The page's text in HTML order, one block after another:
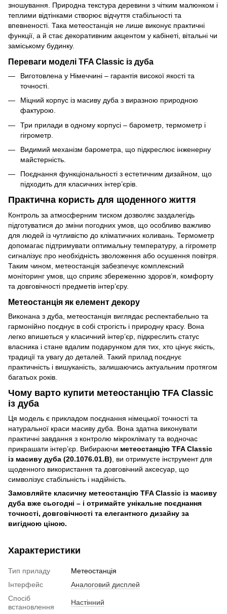
зношування. Природна текстура деревини з чітким малюнком і
теплими відтінками створює відчуття стабільності та
впевненості. Така метеостанція не лише виконує практичні
функції, а й стає декоративним акцентом у кабінеті, вітальні чи
заміському будинку.
Переваги моделі TFA Classic із дуба
Виготовлена у Німеччині – гарантія високої якості та
точності.
Міцний корпус із масиву дуба з виразною природною
фактурою.
Три прилади в одному корпусі – барометр, термометр і
гігрометр.
Видимий механізм барометра, що підкреслює інженерну
майстерність.
Поєднання функціональності з естетичним дизайном, що
підходить для класичних інтер’єрів.
Практична користь для щоденного життя
Контроль за атмосферним тиском дозволяє заздалегідь
підготуватися до зміни погодних умов, що особливо важливо
для людей із чутливістю до кліматичних коливань. Термометр
допомагає підтримувати оптимальну температуру, а гігрометр
сигналізує про необхідність зволоження або осушення повітря.
Таким чином, метеостанція забезпечує комплексний
моніторинг умов, що сприяє збереженню здоров’я, комфорту
та довговічності предметів інтер’єру.
Метеостанція як елемент декору
Виконана з дуба, метеостанція виглядає респектабельно та
гармонійно поєднує в собі строгість і природну красу. Вона
легко впишеться у класичний інтер’єр, підкреслить статус
власника і стане вдалим подарунком для тих, хто цінує якість,
традиції та увагу до деталей. Такий прилад поєднує
практичність і вишуканість, залишаючись актуальним протягом
багатьох років.
Чому варто купити метеостанцію TFA Classic
із дуба
Ця модель є прикладом поєднання німецької точності та
натуральної краси масиву дуба. Вона здатна виконувати
практичні завдання з контролю мікроклімату та водночас
прикрашати інтер’єр. Вибираючи метеостанцію TFA Classic
із масиву дуба (20.1076.01.B), ви отримуєте інструмент для
щоденного використання та довговічний аксесуар, що
символізує стабільність і надійність.
Замовляйте класичну метеостанцію TFA Classic із масиву
дуба вже сьогодні – і отримайте унікальне поєднання
точності, довговічності та елегантного дизайну за
вигідною ціною.
Характеристики
Тип приладу
Метеостанція
Інтерфейс
Аналоговий дисплей
Спосіб
встановлення
Настінний